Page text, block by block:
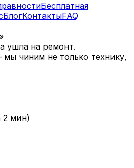
Бесплатная
БлогКонтактыFAQ
ушла на ремонт.
чиним не только технику,
2 мин)